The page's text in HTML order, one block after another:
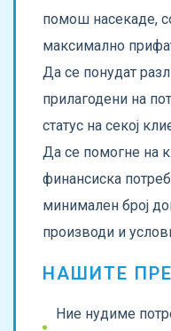
помош насекаде,
максимално
Да се понудат
прилагодени на
статус на секој
Да се помогне на
финансиска
минимален број
производи и
НАШИТЕ
Ние нудиме